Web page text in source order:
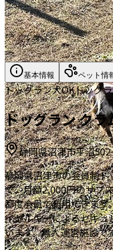
基本情報 ペット情
ドッグラン犬OKドッグ
ドッグラン クラ
静岡県沼津市平沼
静岡県沼津市の会員制
で、月額2,000円のサブ
都度会員で利用できます
イヤルキーによるセキ
います。無人運営施設で